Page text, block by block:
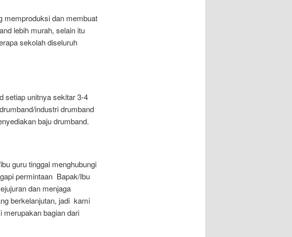
memproduksi dan membuat
lebih murah, selain itu
sekolah diseluruh
setiap unitnya sekitar 3-4
industri drumband
baju drumband.
guru tinggal menghubungi
permintaan Bapak/Ibu
dan menjaga
berkelanjutan, jadi kami
bagian dari